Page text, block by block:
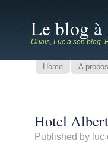
Le blog à
Ouais, Luc a son blog.
Home A propos
Hotel
Published by luc